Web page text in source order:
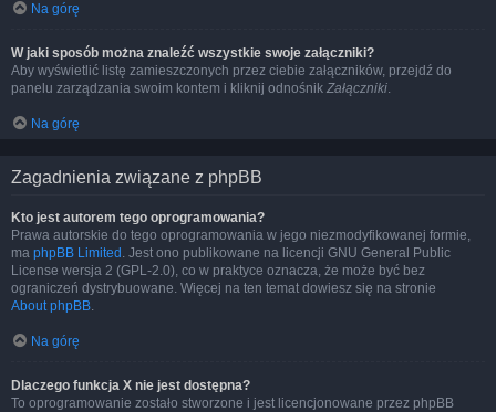
Na górę
W jaki sposób można znaleźć wszystkie swoje załączniki?
Aby wyświetlić listę zamieszczonych przez ciebie załączników, przejdź do
panelu zarządzania swoim kontem i kliknij odnośnik Załączniki.
Na górę
Zagadnienia związane z phpBB
Kto jest autorem tego oprogramowania?
Prawa autorskie do tego oprogramowania w jego niezmodyfikowanej formie,
ma phpBB Limited . Jest ono publikowane na licencji GNU General Public
License wersja 2 (GPL-2.0), co w praktyce oznacza, że może być bez
ograniczeń dystrybuowane. Więcej na ten temat dowiesz się na stronie
About phpBB.
Na górę
Dlaczego funkcja X nie jest dostępna?
To oprogramowanie zostało stworzone i jest licencjonowane przez phpBB